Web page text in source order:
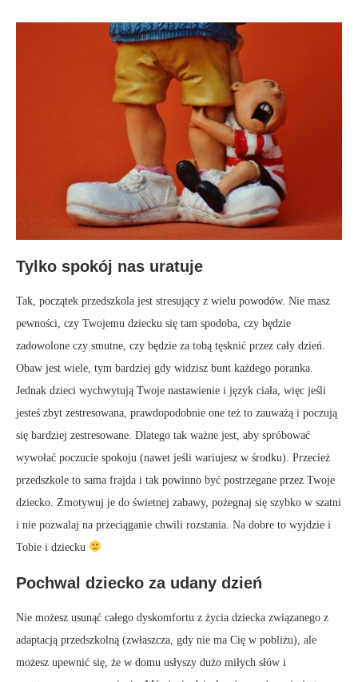
Tylko spokój nas uratuje
Tak, początek przedszkola jest stresujący z wielu powodów. Nie masz
pewności, czy Twojemu dziecku się tam spodoba, czy będzie
zadowolone czy smutne, czy będzie za tobą tęsknić przez cały dzień.
Obaw jest wiele, tym bardziej gdy widzisz bunt każdego poranka.
Jednak dzieci wychwytują Twoje nastawienie i język ciała, więc jeśli
jesteś zbyt zestresowana, prawdopodobnie one też to zauważą i poczują
się bardziej zestresowane. Dlatego tak ważne jest, aby spróbować
wywołać poczucie spokoju (nawet jeśli wariujesz w środku). Przecież
przedszkole to sama frajda i tak powinno być postrzegane przez Twoje
dziecko. Zmotywuj je do świetnej zabawy, pożegnaj się szybko w szatni
i nie pozwalaj na przeciąganie chwili rozstania. Na dobre to wyjdzie i
Tobie i dziecku
Pochwal dziecko za udany dzień
Nie możesz usunąć całego dyskomfortu z życia dziecka związanego z
adaptacją przedszkolną (zwłaszcza, gdy nie ma Cię w pobliżu), ale
możesz upewnić się, że w domu usłyszy dużo miłych słów i